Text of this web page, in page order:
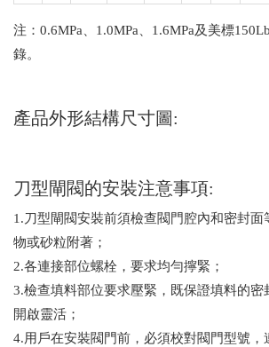
注：0.6MPa、1.0MPa、1.6MPa及美標
錄。
產品外形結構尺寸圖:
刀型閘閥的安裝注意事項:
1.刀型閘閥安裝前須檢查閥門腔內和密封
物或砂粒附著；
2.各連接部位螺栓，要求均勻擰緊；
3.檢查填料部位要求壓緊，既保證填料的密
開啟靈活；
4.用戶在安裝閥門前，必須校對閥門型號，